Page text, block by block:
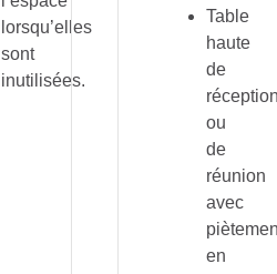
lorsqu’elles
sont
inutilisées.
Table
haute
de
ou
de
réunion
avec
en